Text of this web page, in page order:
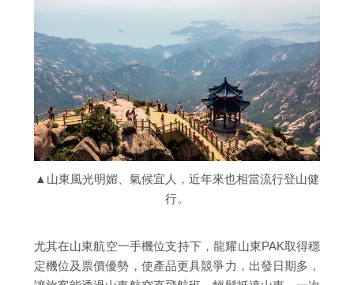
▲山東風光明媚、氣候宜人，近年來也相當流行登山健
行。
尤其在山東航空一手機位支持下，龍耀山東PAK取得穩
定機位及票價優勢，使產品更具競爭力，出發日期多，